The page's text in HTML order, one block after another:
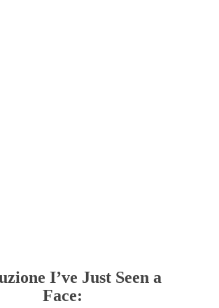
I’ve Just Seen a
Face: